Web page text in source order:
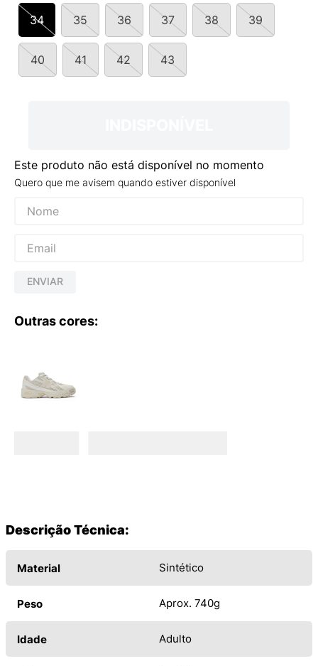
34 35 36 37 38 39
40 41 42 43
Este produto não está disponível no momento
Quero que me avisem quando estiver disponível
ENVIAR
Outras cores:
Descrição Técnica:
Material Sintético
Peso Aprox. 740g
Idade Adulto
9º
VEJA COUNTRY
NEW 530